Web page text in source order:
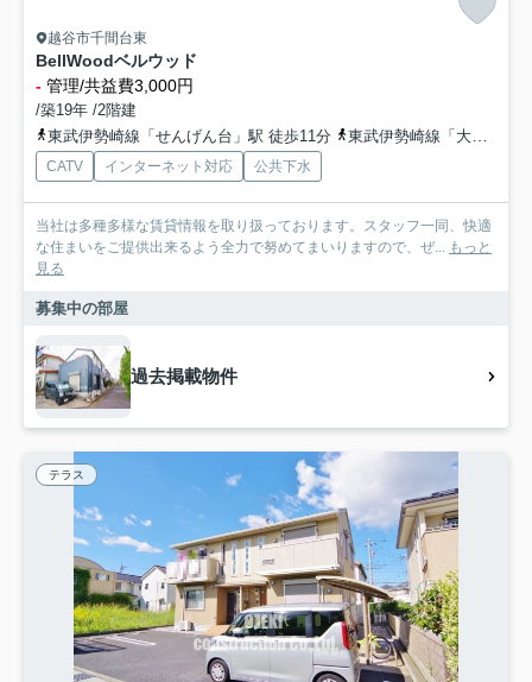
越谷市千間台東
BellWoodベルウッド
- 管理/共益費3,000円
/築19年 /2階建
東武伊勢崎線「せんげん台」駅 徒歩11分
東武伊勢崎線「大袋」駅 徒歩19分
CATV インターネット対応 公共下水
当社は多種多様な賃貸情報を取り扱っております。スタッフ一同、快適
な住まいをご提供出来るよう全力で努めてまいりますので、ぜ... もっと
見る
募集中の部屋
過去掲載物件
テラス